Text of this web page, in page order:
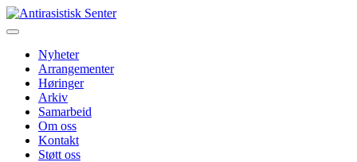
Nyheter
Arrangementer
Høringer
Arkiv
Samarbeid
Om oss
Kontakt
Støtt oss